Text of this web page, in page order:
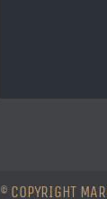
© COPYRIGHT